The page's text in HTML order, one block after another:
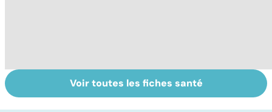
Dérèglement
hormonal : et si
Tout savoir sur
les infections
Voir toutes les fiches santé